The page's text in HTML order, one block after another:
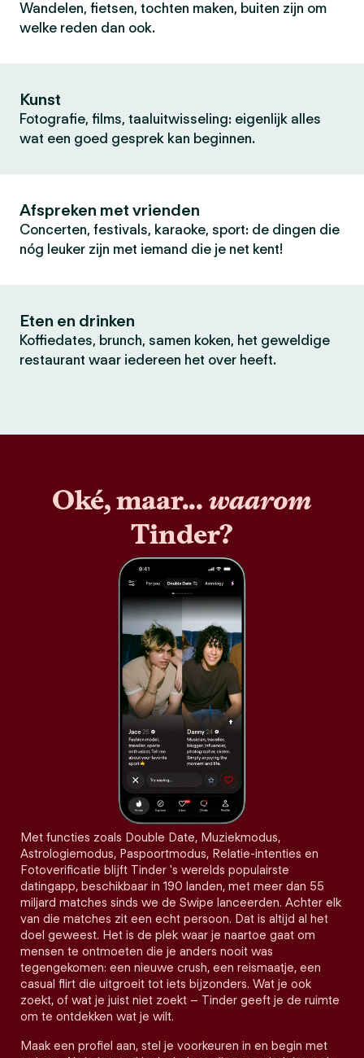
Wandelen, fietsen, tochten maken, buiten zijn om
welke reden dan ook.
Kunst
Fotografie, films, taaluitwisseling: eigenlijk alles
wat een goed gesprek kan beginnen.
Afspreken met vrienden
Concerten, festivals, karaoke, sport: de dingen die
nóg leuker zijn met iemand die je net kent!
Eten en drinken
Koffiedates, brunch, samen koken, het geweldige
restaurant waar iedereen het over heeft.
Oké, maar...waarom
Tinder?
Met functies zoals Double Date, Muziekmodus,
Astrologiemodus, Paspoortmodus, Relatie-intenties en
Fotoverificatie blijft Tinder 's werelds populairste
datingapp, beschikbaar in 190 landen, met meer dan 55
miljard matches sinds we de Swipe lanceerden. Achter elk
van die matches zit een echt persoon. Dat is altijd al het
doel geweest. Het is de plek waar je naartoe gaat om
mensen te ontmoeten die je anders nooit was
tegengekomen: een nieuwe crush, een reismaatje, een
casual flirt die uitgroeit tot iets bijzonders. Wat je ook
zoekt, of wat je juist niet zoekt – Tinder geeft je de ruimte
om te ontdekken wat je wilt.
Maak een profiel aan, stel je voorkeuren in en begin met